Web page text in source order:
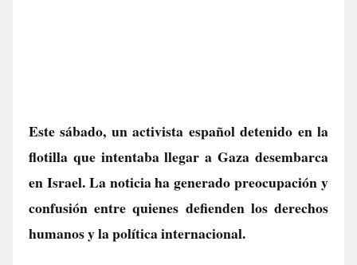
Este sábado, un activista español detenido en la
flotilla que intentaba llegar a Gaza desembarca
en Israel. La noticia ha generado preocupación y
confusión entre quienes defienden los derechos
humanos y la política internacional.